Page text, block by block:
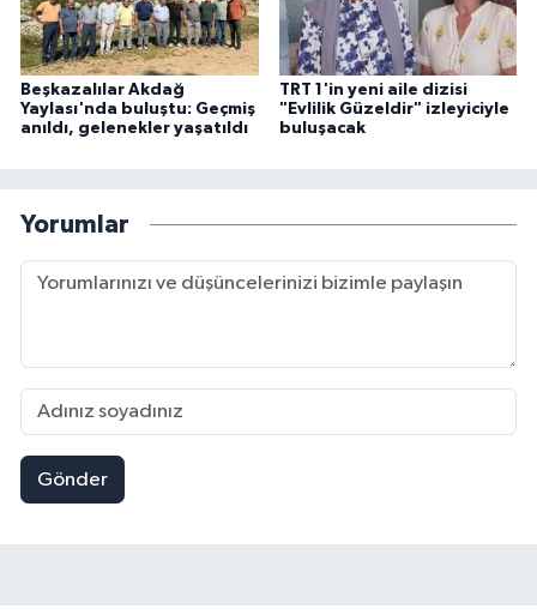
Beşkazalılar Akdağ
Yaylası'nda buluştu: Geçmiş
anıldı, gelenekler yaşatıldı
TRT 1'in yeni aile dizisi
"Evlilik Güzeldir" izleyiciyle
buluşacak
Yorumlar
Gönder